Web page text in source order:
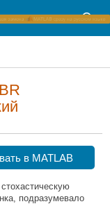
в MATLAB
подразумевало